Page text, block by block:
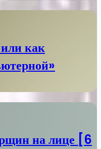
как
на лице [6